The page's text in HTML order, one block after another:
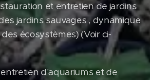
et entretien de jardins
jardins sauvages , dynamique
écosystèmes) (Voir ci-
d'aquariums et de